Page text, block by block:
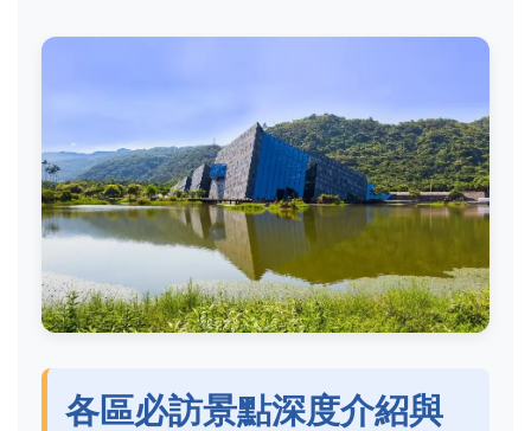
各區必訪景點深度介紹與